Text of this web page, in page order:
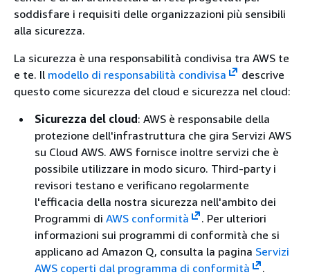
soddisfare i requisiti delle organizzazioni più sensibili
alla sicurezza.
La sicurezza è una responsabilità condivisa tra AWS te
e te. Il modello di responsabilità condivisa
descrive
questo come sicurezza del cloud e sicurezza nel cloud:
Sicurezza del cloud : AWS è responsabile della
protezione dell'infrastruttura che gira Servizi AWS
su Cloud AWS. AWS fornisce inoltre servizi che è
possibile utilizzare in modo sicuro. Third-party i
revisori testano e verificano regolarmente
l'efficacia della nostra sicurezza nell'ambito dei
Programmi di AWS conformità
. Per ulteriori
informazioni sui programmi di conformità che si
applicano ad Amazon Q, consulta la pagina Servizi
AWS coperti dal programma di conformità
.